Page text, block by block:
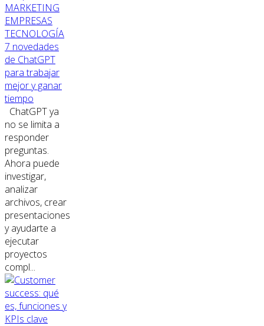
MARKETING
EMPRESAS
TECNOLOGÍA
7 novedades
de ChatGPT
para trabajar
mejor y ganar
tiempo
ChatGPT ya
no se limita a
responder
preguntas.
Ahora puede
investigar,
analizar
archivos, crear
presentaciones
y ayudarte a
ejecutar
proyectos
compl...